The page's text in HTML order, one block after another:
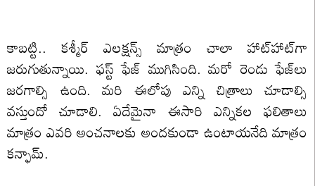
కాబట్టి.. కశ్మీర్‌ ఎలక్షన్స్‌ మాత్రం చాలా హాట్‌హాట్‌గా
జరుగుతున్నాయి. ఫస్ట్‌ ఫేజ్‌ ముగిసింది. మరో రెండు ఫేజ్‌లు
జరగాల్సి ఉంది. మరి ఈలోపు ఎన్ని చిత్రాలు చూడాల్సి
వస్తుందో చూడాలి. ఏదేమైనా ఈసారి ఎన్నికల ఫలితాలు
మాత్రం ఎవరి అంచనాలకు అందకుండా ఉంటాయనేది మాత్రం
కన్ఫామ్.